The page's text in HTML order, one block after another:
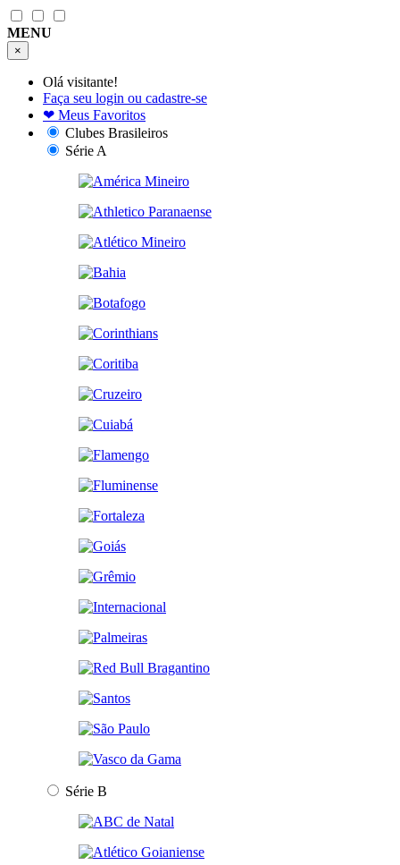
MENU
×
Olá visitante!
Faça seu login ou cadastre-se
❤ Meus Favoritos
Clubes Brasileiros
Série A
Série B